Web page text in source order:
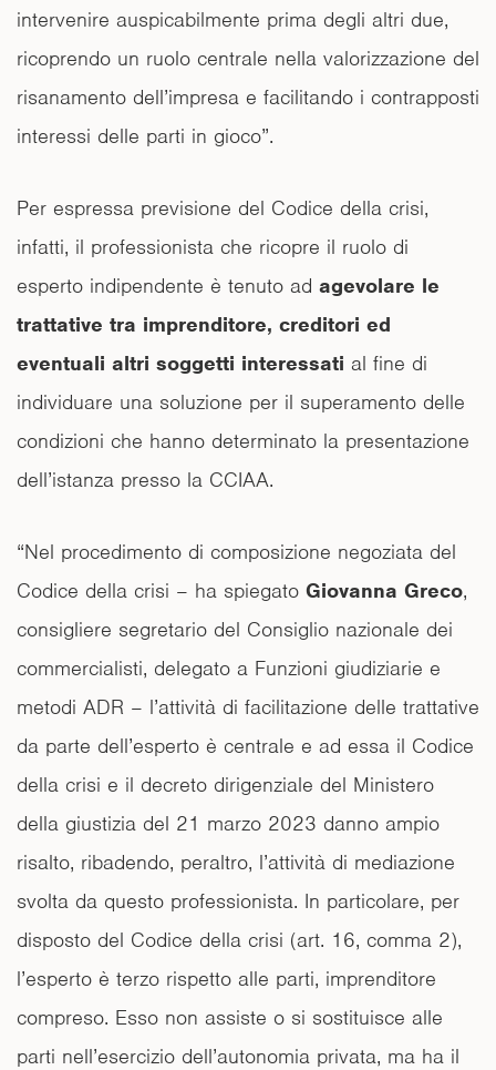
intervenire auspicabilmente prima degli altri due,
ricoprendo un ruolo centrale nella valorizzazione del
risanamento dell’impresa e facilitando i contrapposti
interessi delle parti in gioco”.
Per espressa previsione del Codice della crisi,
infatti, il professionista che ricopre il ruolo di
esperto indipendente è tenuto ad agevolare le
trattative tra imprenditore, creditori ed
eventuali altri soggetti interessati al fine di
individuare una soluzione per il superamento delle
condizioni che hanno determinato la presentazione
dell’istanza presso la CCIAA.
“Nel procedimento di composizione negoziata del
Codice della crisi – ha spiegato Giovanna Greco,
consigliere segretario del Consiglio nazionale dei
commercialisti, delegato a Funzioni giudiziarie e
metodi ADR – l’attività di facilitazione delle trattative
da parte dell’esperto è centrale e ad essa il Codice
della crisi e il decreto dirigenziale del Ministero
della giustizia del 21 marzo 2023 danno ampio
risalto, ribadendo, peraltro, l’attività di mediazione
svolta da questo professionista. In particolare, per
disposto del Codice della crisi (art. 16, comma 2),
l’esperto è terzo rispetto alle parti, imprenditore
compreso. Esso non assiste o si sostituisce alle
parti nell’esercizio dell’autonomia privata, ma ha il